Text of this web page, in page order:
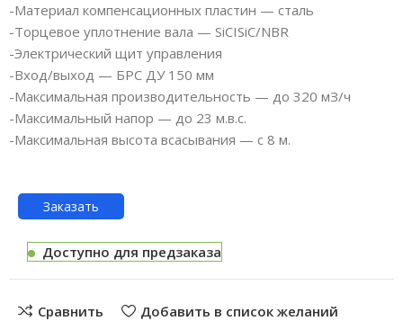
-Материал компенсационных пластин — сталь
-Торцевое уплотнение вала — SiCISiC/NBR
-Электрический щит управления
-Вход/выход — БРС ДУ 150 мм
-Максимальная производительность — до 320 мЗ/ч
-Максимальный напор — до 23 м.в.с.
-Максимальная высота всасывания — с 8 м.
Заказать
Доступно для предзаказа
Сравнить Добавить в список желаний